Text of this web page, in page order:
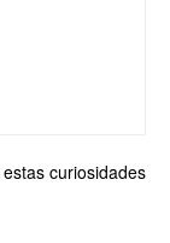
curiosidades